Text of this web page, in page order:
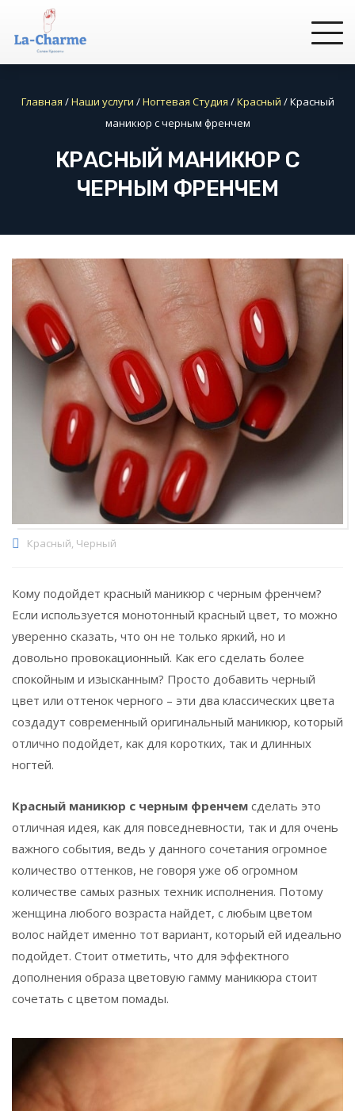
Главная /Наши услуги /Ногтевая Студия /Красный /Красный
маникюр с черным френчем
КРАСНЫЙ МАНИКЮР С
ЧЕРНЫМ ФРЕНЧЕМ
Красный, Черный
Кому подойдет красный маникюр с черным френчем?
Если используется монотонный красный цвет, то можно
уверенно сказать, что он не только яркий, но и
довольно провокационный. Как его сделать более
спокойным и изысканным? Просто добавить черный
цвет или оттенок черного – эти два классических цвета
создадут современный оригинальный маникюр, который
отлично подойдет, как для коротких, так и длинных
ногтей.
Красный маникюр с черным френчем сделать это
отличная идея, как для повседневности, так и для очень
важного события, ведь у данного сочетания огромное
количество оттенков, не говоря уже об огромном
количестве самых разных техник исполнения. Потому
женщина любого возраста найдет, с любым цветом
волос найдет именно тот вариант, который ей идеально
подойдет. Стоит отметить, что для эффектного
дополнения образа цветовую гамму маникюра стоит
сочетать с цветом помады.